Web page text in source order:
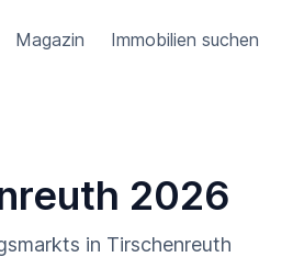
Magazin Immobilien suchen
2026
in Tirschenreuth